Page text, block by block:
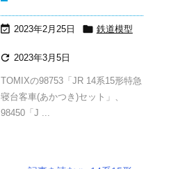
 2023年2月25日  鉄道模型
 2023年3月5日
TOMIXの98753「JR 14系15形特急
寝台客車(あかつき)セット」、
98450「J ...